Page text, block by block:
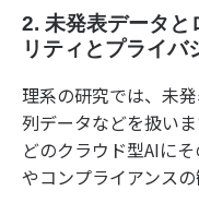
2. 未発表データと
リティとプライバ
理系の研究では、未
列データなどを扱い
どのクラウド型AIに
やコンプライアンス